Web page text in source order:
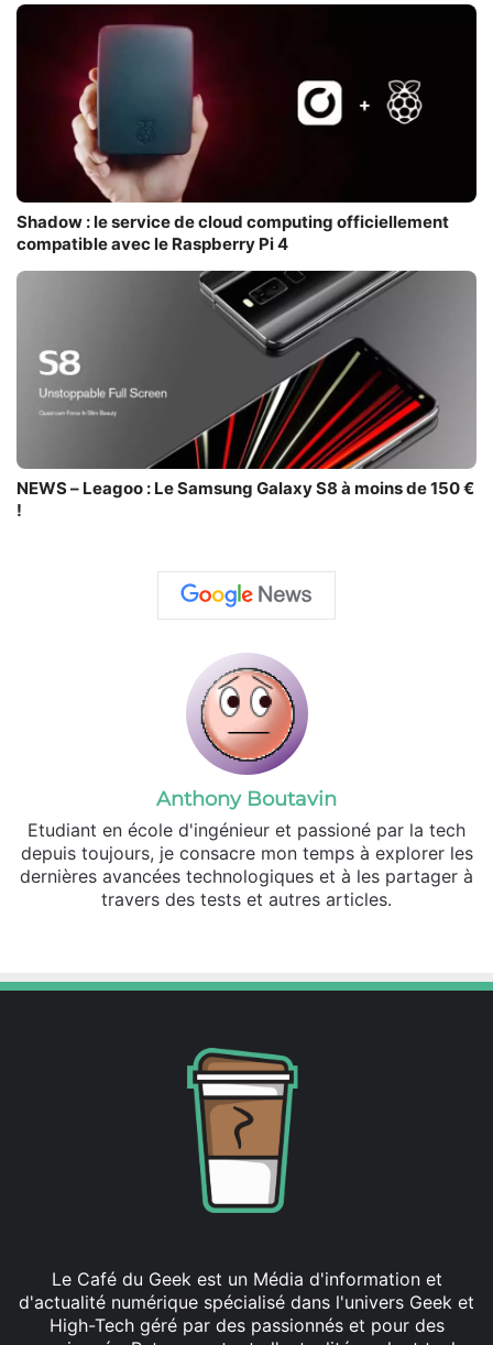
Shadow : le service de cloud computing officiellement
compatible avec le Raspberry Pi 4
NEWS – Leagoo : Le Samsung Galaxy S8 à moins de 150 €
!
Anthony Boutavin
Etudiant en école d'ingénieur et passioné par la tech
depuis toujours, je consacre mon temps à explorer les
dernières avancées technologiques et à les partager à
travers des tests et autres articles.
Le Café du Geek est un Média d'information et
d'actualité numérique spécialisé dans l'univers Geek et
High-Tech géré par des passionnés et pour des